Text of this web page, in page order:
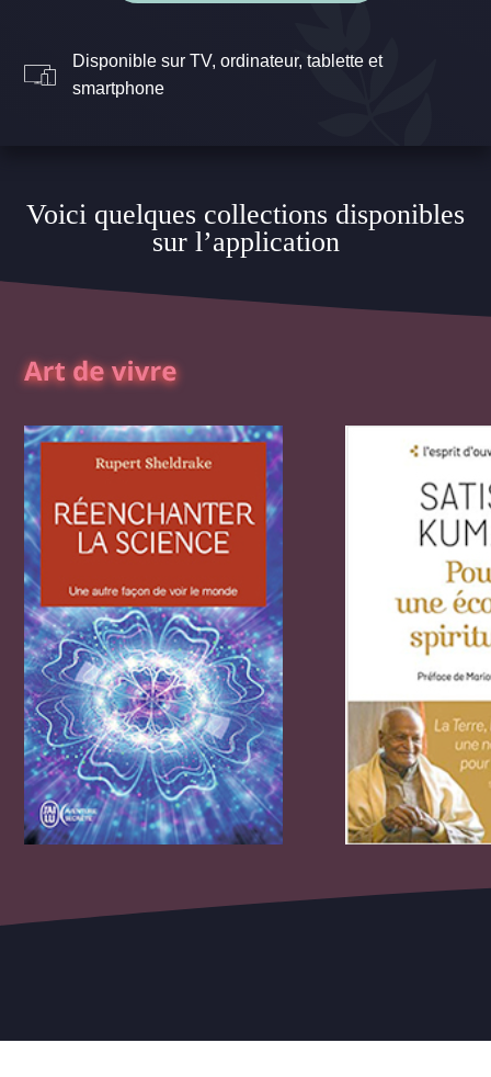
Disponible sur TV, ordinateur, tablette et
smartphone
Voici quelques collections disponibles
sur l’application